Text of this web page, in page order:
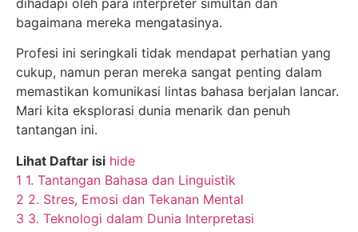
dihadapi oleh para interpreter simultan dan
bagaimana mereka mengatasinya.
Profesi ini seringkali tidak mendapat perhatian yang
cukup, namun peran mereka sangat penting dalam
memastikan komunikasi lintas bahasa berjalan lancar.
Mari kita eksplorasi dunia menarik dan penuh
tantangan ini.
Lihat Daftar isi hide
1 1. Tantangan Bahasa dan Linguistik
2 2. Stres, Emosi dan Tekanan Mental
3 3. Teknologi dalam Dunia Interpretasi